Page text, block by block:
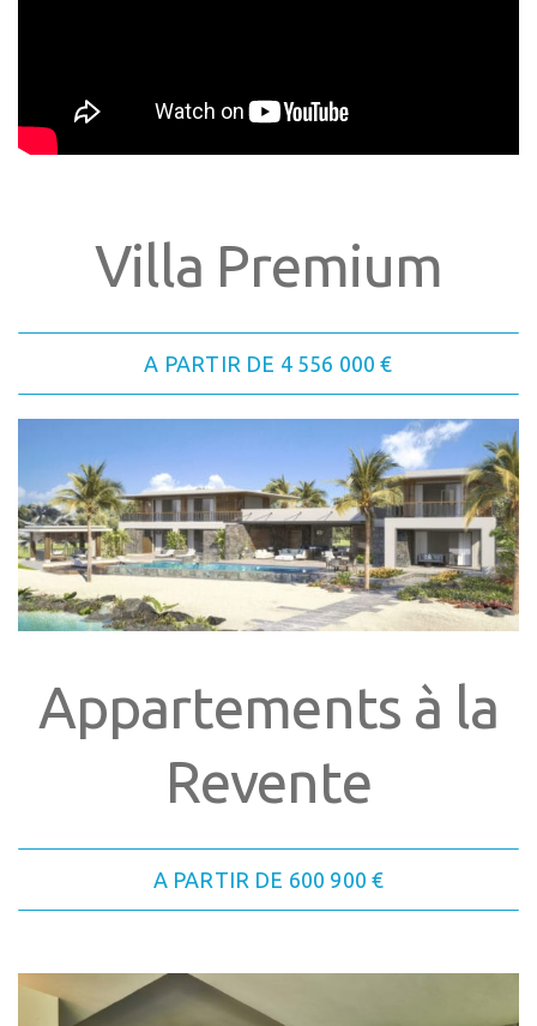
Villa Premium
A PARTIR DE 4 556 000 €
Appartements à la
Revente
A PARTIR DE 600 900 €